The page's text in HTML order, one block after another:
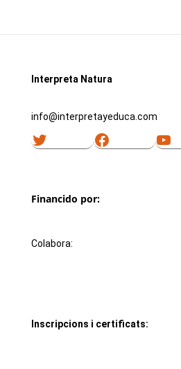
Interpreta Natura
info@interpretayeduca.com
Twitter Facebook
Financido por:
Colabora:
Inscripcions i certificats: